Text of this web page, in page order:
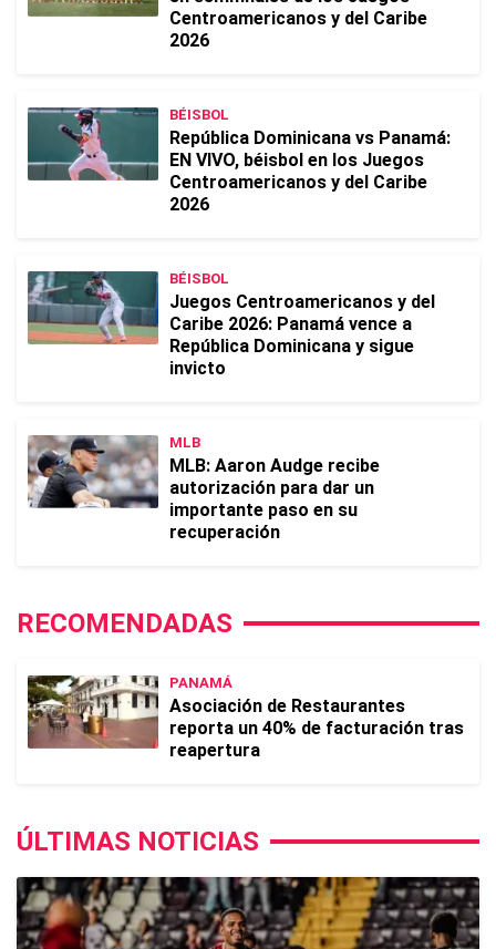
Centroamericanos y del Caribe
2026
BÉISBOL
República Dominicana vs Panamá:
EN VIVO, béisbol en los Juegos
Centroamericanos y del Caribe
2026
BÉISBOL
Juegos Centroamericanos y del
Caribe 2026: Panamá vence a
República Dominicana y sigue
invicto
MLB
MLB: Aaron Audge recibe
autorización para dar un
importante paso en su
recuperación
RECOMENDADAS
PANAMÁ
Asociación de Restaurantes
reporta un 40% de facturación tras
reapertura
ÚLTIMAS NOTICIAS